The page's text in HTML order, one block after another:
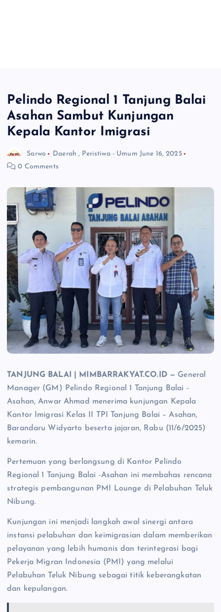
Pelindo Regional 1 Tanjung Balai
Asahan Sambut Kunjungan
Kepala Kantor Imigrasi
Sarwo Daerah , Peristiwa - Umum June 16, 2025
0 Comments
TANJUNG BALAI | MIMBARRAKYAT.CO.ID — General
Manager (GM) Pelindo Regional 1 Tanjung Balai -
Asahan, Anwar Ahmad menerima kunjungan Kepala
Kantor Imigrasi Kelas II TPI Tanjung Balai – Asahan,
Barandaru Widyarto beserta jajaran, Rabu (11/6/2025)
kemarin.
Pertemuan yang berlangsung di Kantor Pelindo
Regional 1 Tanjung Balai -Asahan ini membahas rencana
strategis pembangunan PMI Lounge di Pelabuhan Teluk
Nibung.
Kunjungan ini menjadi langkah awal sinergi antara
instansi pelabuhan dan keimigrasian dalam memberikan
pelayanan yang lebih humanis dan terintegrasi bagi
Pekerja Migran Indonesia (PMI) yang melalui
Pelabuhan Teluk Nibung sebagai titik keberangkatan
dan kepulangan.